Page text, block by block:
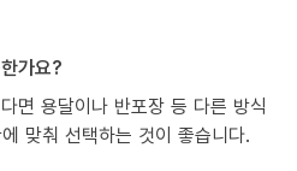
가요?
면 용달이나 반포장 등 다른 방식
맞춰 선택하는 것이 좋습니다.